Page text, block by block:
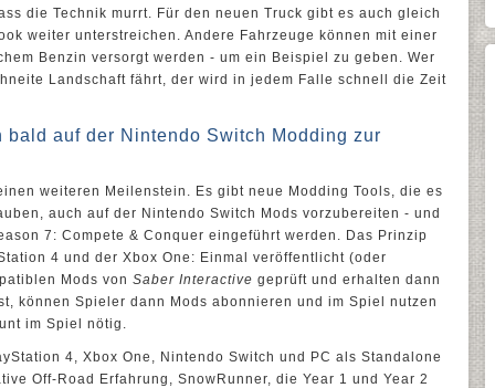
die Technik murrt. Für den neuen Truck gibt es auch gleich
weiter unterstreichen. Andere Fahrzeuge können mit einer
Benzin versorgt werden - um ein Beispiel zu geben. Wer
Landschaft fährt, der wird in jedem Falle schnell die Zeit
bald auf der Nintendo Switch Modding zur
weiteren Meilenstein. Es gibt neue Modding Tools, die es
auch auf der Nintendo Switch Mods vorzubereiten - und
7: Compete & Conquer eingeführt werden. Das Prinzip
4 und der Xbox One: Einmal veröffentlicht (oder
Mods von Saber Interactive geprüft und erhalten dann
können Spieler dann Mods abonnieren und im Spiel nutzen
im Spiel nötig.
4, Xbox One, Nintendo Switch und PC als Standalone
Off-Road Erfahrung, SnowRunner, die Year 1 und Year 2